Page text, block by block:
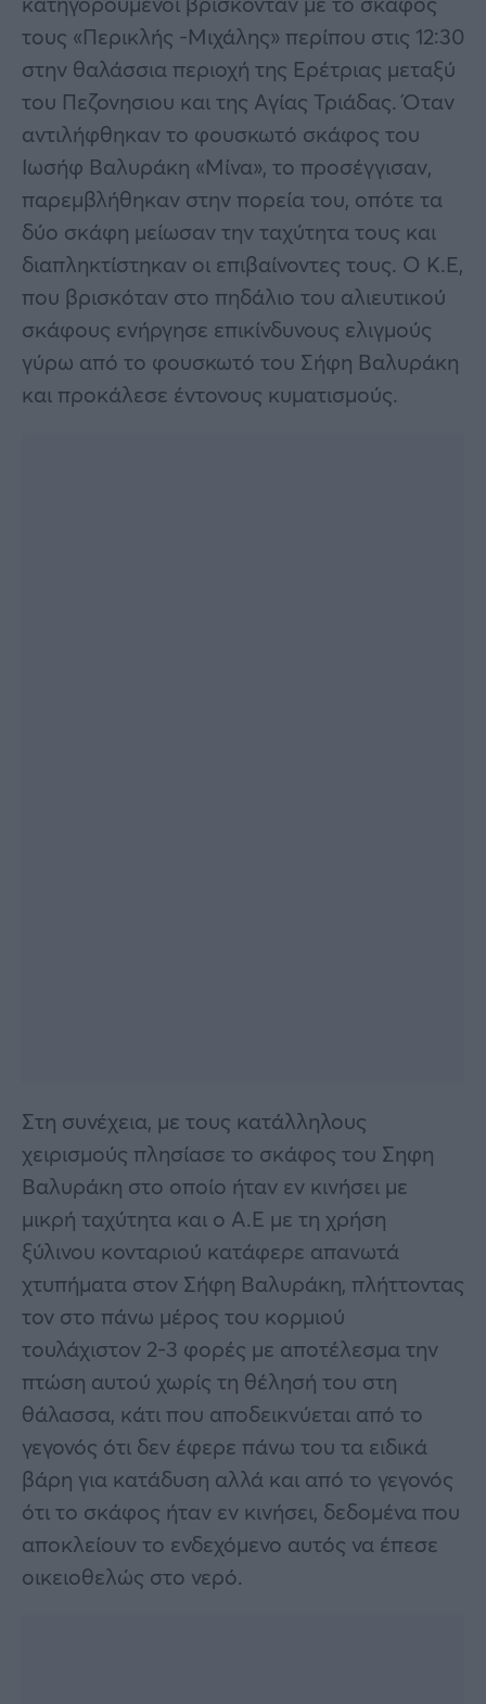
τους «Περικλής -Μιχάλης» περίπου στις 12:30
στην θαλάσσια περιοχή της Ερέτριας μεταξύ
του Πεζονησιου και της Αγίας Τριάδας. Όταν
αντιλήφθηκαν το φουσκωτό σκάφος του
Ιωσήφ Βαλυράκη «Μίνα», το προσέγγισαν,
παρεμβλήθηκαν στην πορεία του, οπότε τα
δύο σκάφη μείωσαν την ταχύτητα τους και
διαπληκτίστηκαν οι επιβαίνοντες τους. Ο Κ.Ε,
που βρισκόταν στο πηδάλιο του αλιευτικού
σκάφους ενήργησε επικίνδυνους ελιγμούς
γύρω από το φουσκωτό του Σήφη Βαλυράκη
και προκάλεσε έντονους κυματισμούς.
Στη συνέχεια, με τους κατάλληλους
χειρισμούς πλησίασε το σκάφος του Σηφη
Βαλυράκη στο οποίο ήταν εν κινήσει με
μικρή ταχύτητα και ο Α.Ε με τη χρήση
ξύλινου κονταριού κατάφερε απανωτά
χτυπήματα στον Σήφη Βαλυράκη, πλήττοντας
τον στο πάνω μέρος του κορμιού
τουλάχιστον 2-3 φορές με αποτέλεσμα την
πτώση αυτού χωρίς τη θέλησή του στη
θάλασσα, κάτι που αποδεικνύεται από το
γεγονός ότι δεν έφερε πάνω του τα ειδικά
βάρη για κατάδυση αλλά και από το γεγονός
ότι το σκάφος ήταν εν κινήσει, δεδομένα που
αποκλείουν το ενδεχόμενο αυτός να έπεσε
οικειοθελώς στο νερό.